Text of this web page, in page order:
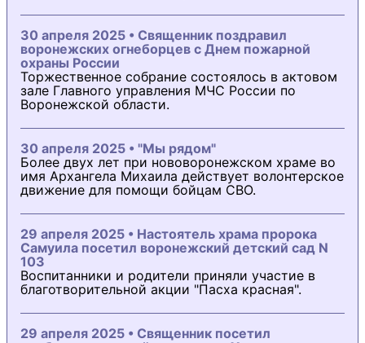
30 апреля 2025 • Священник поздравил
воронежских огнеборцев с Днем пожарной
охраны России
Торжественное собрание состоялось в актовом
зале Главного управления МЧС России по
Воронежской области.
30 апреля 2025 • "Мы рядом"
Более двух лет при нововоронежском храме во
имя Архангела Михаила действует волонтерское
движение для помощи бойцам СВО.
29 апреля 2025 • Настоятель храма пророка
Самуила посетил воронежский детский сад N
103
Воспитанники и родители приняли участие в
благотворительной акции "Пасха красная".
29 апреля 2025 • Священник посетил